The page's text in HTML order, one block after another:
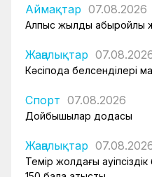
Аймақтар 07.08.2026
Алпыс жылдық абыройлы
Жаңалықтар
Кәсіподақ белсенділері
Спорт 07.08.2026
Дойбышылар додасы
Жаңалықтар
Темір жолдағы